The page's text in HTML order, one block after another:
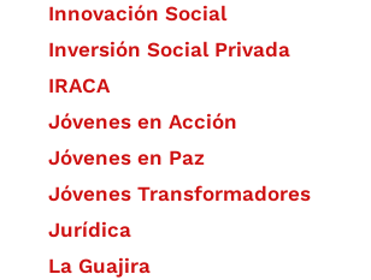
​Innovación Social
Inversión Social Privada
IRACA
Jóvenes en Acción
Jóvenes en Paz
Jóvenes Transformadores
Jurídica
La Guajira